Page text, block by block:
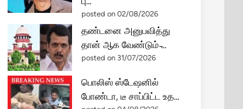
posted on 02/08/2026
தண்டனை அனுபவித்து
தான் ஆக வேண்டும் ̵...
posted on 31/07/2026
பொலிஸ் ஸ்டேஷனில்
போண்டா, டீ சாப்பிட்ட உத...